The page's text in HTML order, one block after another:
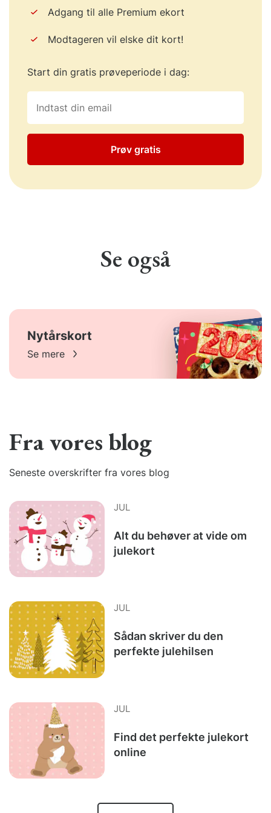
Adgang til alle Premium ekort
Modtageren vil elske dit kort!
Start din gratis prøveperiode i dag:
Prøv gratis
Se også
Nytårskort
Se mere
Fra vores blog
Seneste overskrifter fra vores blog
JUL
Alt du behøver at vide om
julekort
JUL
Sådan skriver du den
perfekte julehilsen
JUL
Find det perfekte julekort
online